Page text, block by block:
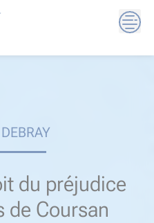
du préjudice
de Coursan